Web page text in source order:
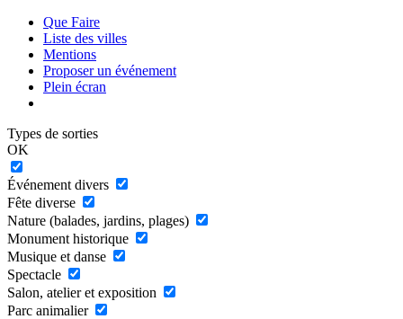
Que Faire
Liste des villes
Mentions
Proposer un événement
Plein écran
Types de sorties
OK
Événement divers
Fête diverse
Nature (balades, jardins, plages)
Monument historique
Musique et danse
Spectacle
Salon, atelier et exposition
Parc animalier